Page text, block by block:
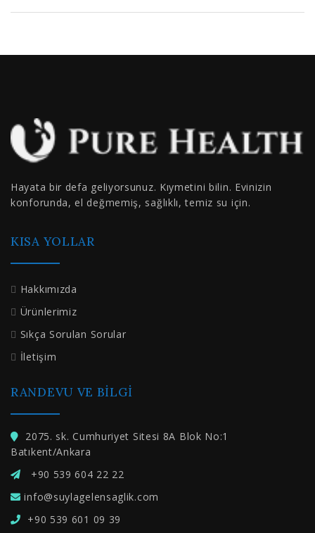
Hayata bir defa geliyorsunuz. Kıymetini bilin. Evinizin
konforunda, el değmemiş, sağlıklı, temiz su için.
KISA YOLLAR
Hakkımızda
Ürünlerimiz
Sıkça Sorulan Sorular
İletişim
RANDEVU VE BILGI
2075. sk. Cumhuriyet Sitesi 8A Blok No:1
Batıkent/Ankara
+90 539 604 22 22
info@suylagelensaglik.com
+90 539 601 09 39